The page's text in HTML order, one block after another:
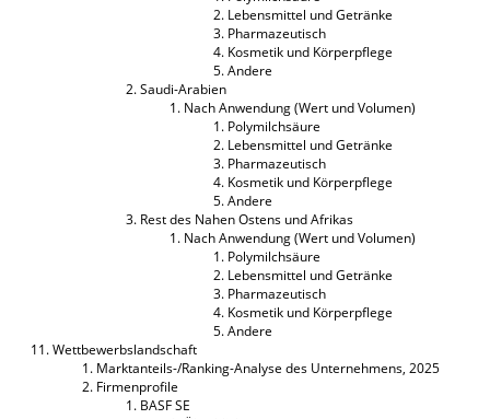
Lebensmittel und Getränke
Pharmazeutisch
Kosmetik und Körperpflege
Andere
Saudi-Arabien
Nach Anwendung (Wert und Volumen)
Polymilchsäure
Lebensmittel und Getränke
Pharmazeutisch
Kosmetik und Körperpflege
Andere
Rest des Nahen Ostens und Afrikas
Nach Anwendung (Wert und Volumen)
Polymilchsäure
Lebensmittel und Getränke
Pharmazeutisch
Kosmetik und Körperpflege
Andere
Wettbewerbslandschaft
Marktanteils-/Ranking-Analyse des Unternehmens, 2025
Firmenprofile
BASF SE